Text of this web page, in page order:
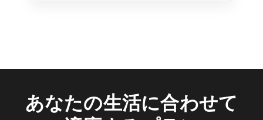
あなたの生活に合わせて